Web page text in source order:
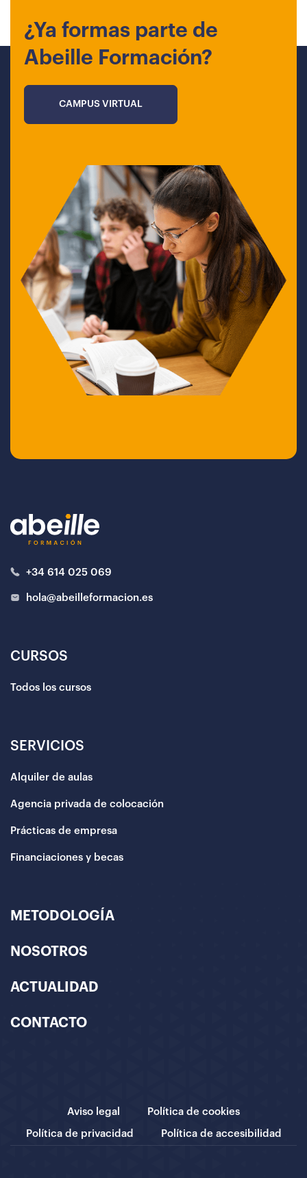
¿Ya formas parte de
Abeille Formación?
CAMPUS VIRTUAL
+34 614 025 069
hola@abeilleformacion.es
CURSOS
Todos los cursos
SERVICIOS
Alquiler de aulas
Agencia privada de colocación
Prácticas de empresa
Financiaciones y becas
METODOLOGÍA
NOSOTROS
ACTUALIDAD
CONTACTO
Aviso legal Política de cookies
Política de privacidad Política de accesibilidad